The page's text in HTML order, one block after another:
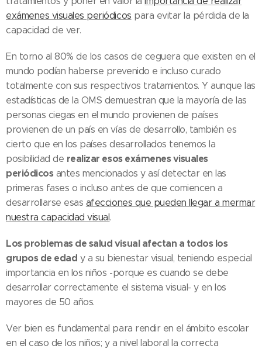
exámenes visuales periódicos para evitar la pérdida de la
capacidad de ver.
En torno al 80% de los casos de ceguera que existen en el
mundo podían haberse prevenido e incluso curado
totalmente con sus respectivos tratamientos. Y aunque las
estadísticas de la OMS demuestran que la mayoría de las
personas ciegas en el mundo provienen de países
provienen de un país en vías de desarrollo, también es
cierto que en los países desarrollados tenemos la
posibilidad de realizar esos exámenes visuales
periódicosantes mencionados y así detectar en las
primeras fases o incluso antes de que comiencen a
desarrollarse esas afecciones que pueden llegar a mermar
nuestra capacidad visual.
Los problemas de salud visual afectan a todos los
grupos de edad y a su bienestar visual, teniendo especial
importancia en los niños -porque es cuando se debe
desarrollar correctamente el sistema visual- y en los
mayores de 50 años.
Ver bien es fundamental para rendir en el ámbito escolar
en el caso de los niños; y a nivel laboral la correcta